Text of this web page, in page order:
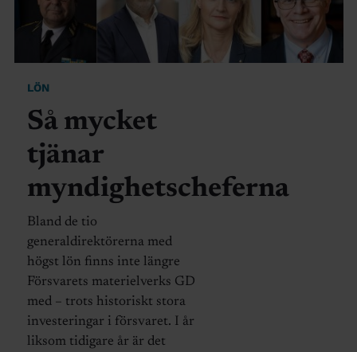
LÖN
Så mycket
tjänar
myndighetscheferna
Bland de tio
generaldirektörerna med
högst lön finns inte längre
Försvarets materielverks GD
med – trots historiskt stora
investeringar i försvaret. I år
liksom tidigare år är det